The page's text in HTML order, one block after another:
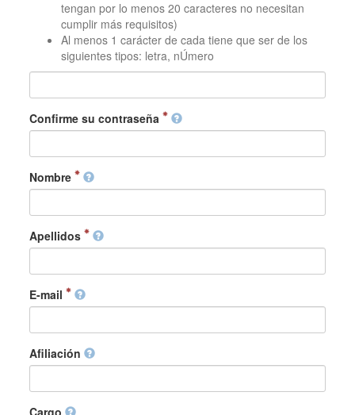
tengan por lo menos 20 caracteres no necesitan
cumplir más requisitos)
Al menos 1 carácter de cada tiene que ser de los
siguientes tipos: letra, nÚmero
Confirme su contraseña
Nombre
Apellidos
E-mail
Afiliación
Cargo